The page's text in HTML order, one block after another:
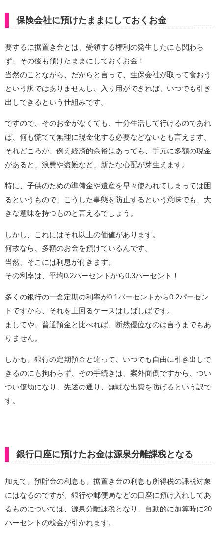
保険会社に預けたままにしておくお金
要するに据置き金とは、受領する権利の発生したにも関わら
ず、その後も預けたままにしておくお金！
当然のことながら、だからと言って、生保会社が取って食おう
という訳ではありませんし、入り用ができれば、いつでも引き
出しできるという仕組みです。
ですので、そのお金がなくても、十分生活して行けるのであれ
ば、何も慌てて無理に現金化する必要などないとも言えます。
それどころか、例え経済的余裕はあっても、手元に多額の現金
があると、浪費や盗難など、新たな心配が芽生えます。
特に、子供のための準備金や遺産を早々使われてしまっては困
るというもので、こうした事態を防止するという意味でも、大
きな意味を持つものと言えるでしょう。
しかし、これにはそれ以上の価値があります。
何故なら、多額のお金を預けているんです。
当然、そこには利息が付きます。
その利率は、平均0.2パーセントから0.3パーセント！
多くの銀行の一念定期の利率が0.1パーセントから0.2パーセン
トですから、それを上回るケースはしばしばです。
ましてや、普通預金と比べれば、断然優位なのは言うまでもあ
りません。
しかも、銀行の定期預金と違って、いつでも自由に引き出しで
きるのにも拘わらず、その手続きは、案外面倒ですから、つい
つい億劫になり、先述の通り、無駄な出費を防げるという訳で
す。
銀行口座に預けたお金は源泉分離課税となる
加えて、預貯金の利息も、据置き金の利息も所得税の課税対象
にはなるのですが、銀行や郵便局などの口座に預け入れしてあ
るものについては、源泉分離課税となり、自動的に加算時に20
パーセントの税金が引かれます。